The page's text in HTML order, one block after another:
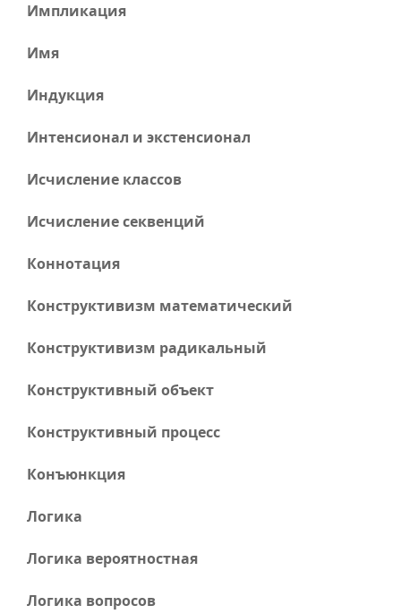
Импликация
Имя
Индукция
Интенсионал и экстенсионал
Исчисление классов
Исчисление секвенций
Коннотация
Конструктивизм математический
Конструктивизм радикальный
Конструктивный объект
Конструктивный процесс
Конъюнкция
Логика
Логика вероятностная
Логика вопросов